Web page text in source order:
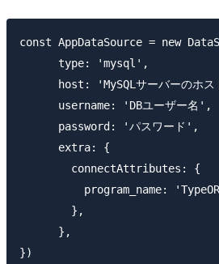
const AppDataSource = new
      type: 'mysql',
host: 'MySQLサーバーのホス
      username: 'DBユーザー名',
      password: 'パスワード',
      extra: {
        connectAttributes: {
program_name:
        },
      },
})